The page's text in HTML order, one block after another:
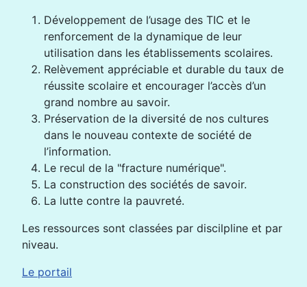
Développement de l’usage des TIC et le
renforcement de la dynamique de leur
utilisation dans les établissements scolaires.
Relèvement appréciable et durable du taux de
réussite scolaire et encourager l’accès d’un
grand nombre au savoir.
Préservation de la diversité de nos cultures
dans le nouveau contexte de société de
l’information.
Le recul de la "fracture numérique".
La construction des sociétés de savoir.
La lutte contre la pauvreté.
Les ressources sont classées par discilpline et par
niveau.
Le portail